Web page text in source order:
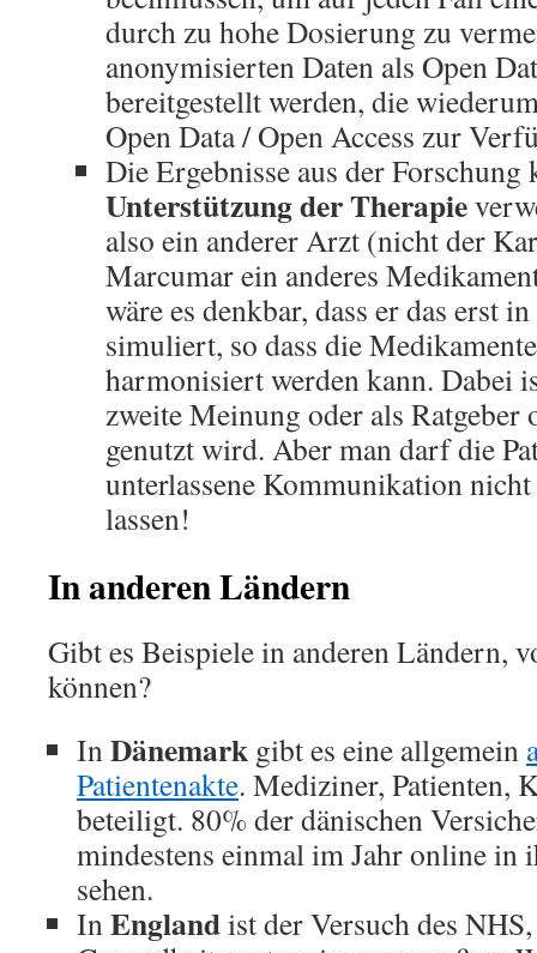
durch zu hohe Dosierung zu
anonymisierten Daten als Open
bereitgestellt werden, die
Open Data / Open Access zur
Die Ergebnisse aus der
Unterstützung der Therapie
also ein anderer Arzt (nicht der
Marcumar ein anderes
wäre es denkbar, dass er das erst
simuliert, so dass die
harmonisiert werden kann. Dabei
zweite Meinung oder als
genutzt wird. Aber man darf die
unterlassene Kommunikation
lassen!
In anderen Ländern
Gibt es Beispiele in anderen Ländern,
können?
In Dänemark gibt es eine allgemein
Patientenakte. Mediziner, Patienten,
beteiligt. 80% der dänischen
mindestens einmal im Jahr online in
sehen.
In Englandist der Versuch des